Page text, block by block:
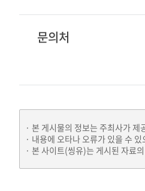
문의처
본 게시물의 정보는 주최사가 제
내용에 오타나 오류가 있을 수
본 사이트(씽유)는 게시된 자료